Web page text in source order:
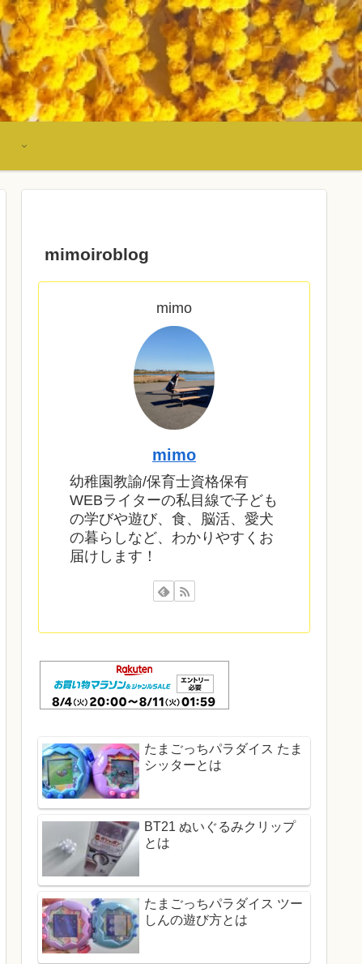
mimoiroblog
mimo
mimo
幼稚園教諭/保育士資格保有
WEBライターの私目線で子ども
の学びや遊び、食、脳活、愛犬
の暮らしなど、わかりやすくお
届けします！
たまごっちパラダイス たま
シッターとは
BT21 ぬいぐるみクリップ
とは
たまごっちパラダイス ツー
しんの遊び方とは